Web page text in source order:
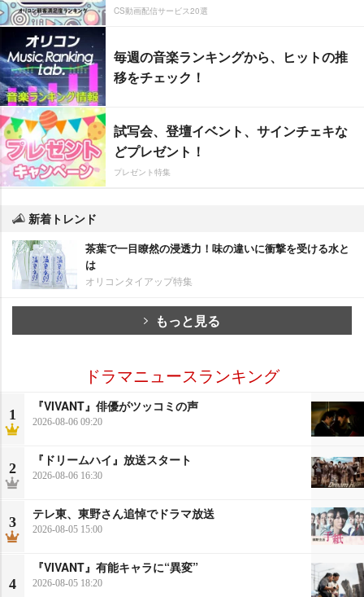
CS動画配信サービス20選
毎週の音楽ランキングから、ヒットの推
移をチェック！
試写会、登壇イベント、サインチェキな
どプレゼント！
プレゼント特集
新着トレンド
茶葉で一目瞭然の浸透力！味の違いに衝撃を受ける水と
は
オリコンタイアップ特集
もっと見る
ドラマニュースランキング
1
『VIVANT』俳優がツッコミの声
2026-08-06 09:20
2
『ドリームハイ』放送スタート
2026-08-06 16:30
3
テレ東、東野さん追悼でドラマ放送
2026-08-05 15:00
4
『VIVANT』有能キャラに“異変”
2026-08-05 18:20